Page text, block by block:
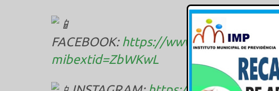
FACEBOOK: https://
mibextid=ZbWKwL